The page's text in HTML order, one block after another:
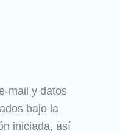
mail y datos
bajo la
iniciada, así